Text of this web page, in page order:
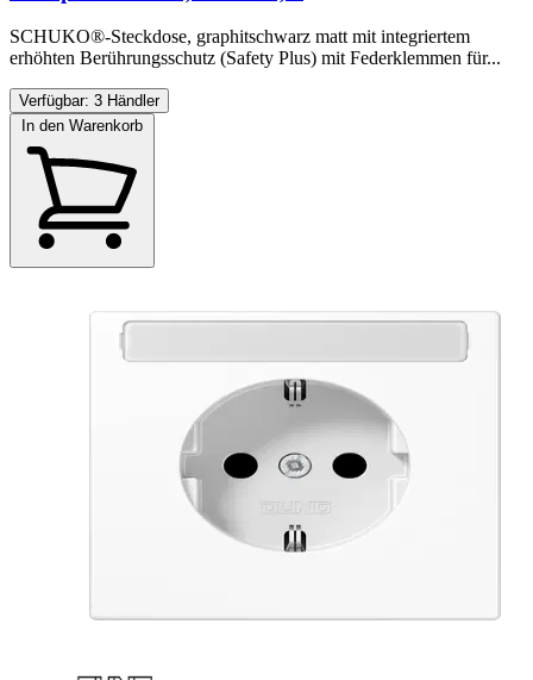
SCHUKO®-Steckdose, graphitschwarz matt mit integriertem
erhöhten Berührungsschutz (Safety Plus) mit Federklemmen für...
Verfügbar: 3 Händler
In den Warenkorb